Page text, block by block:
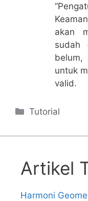
akan
sudah
untuk
valid.
Categories
Tutorial
Artikel
Harmoni